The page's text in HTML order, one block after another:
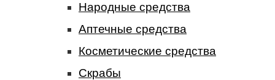
Народные средства
Аптечные средства
Косметические средства
Скрабы